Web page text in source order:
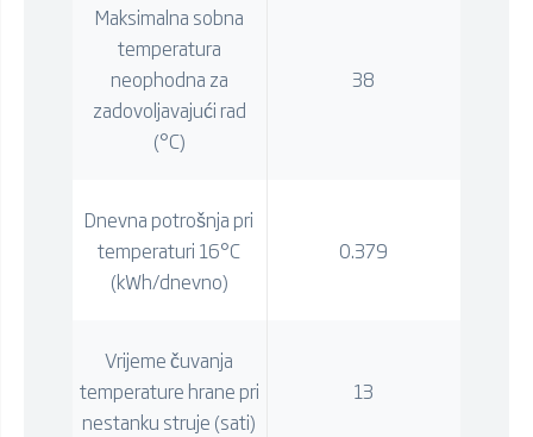
Maksimalna sobna
temperatura
neophodna za
zadovoljavajući rad
(°C)
38
Dnevna potrošnja pri
temperaturi 16°C
(kWh/dnevno)
0.379
Vrijeme čuvanja
temperature hrane pri
nestanku struje (sati)
13